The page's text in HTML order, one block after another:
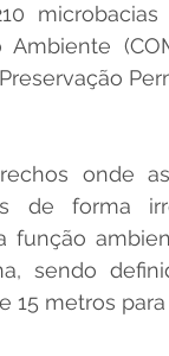
onde
de forma
função
sendo
15 metros